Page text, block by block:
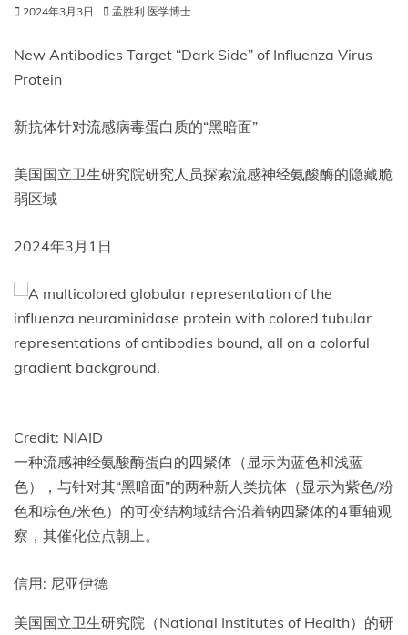
2024年3月3日 孟胜利 医学博士
New Antibodies Target “Dark Side” of Influenza Virus
Protein
新抗体针对流感病毒蛋白质的“黑暗面”
美国国立卫生研究院研究人员探索流感神经氨酸酶的隐藏脆
弱区域
2024年3月1日
Credit: NIAID
一种流感神经氨酸酶蛋白的四聚体（显示为蓝色和浅蓝
色），与针对其“黑暗面”的两种新人类抗体（显示为紫色/粉
色和棕色/米色）的可变结构域结合沿着钠四聚体的4重轴观
察，其催化位点朝上。
信用: 尼亚伊德
美国国立卫生研究院（National Institutes of Health）的研